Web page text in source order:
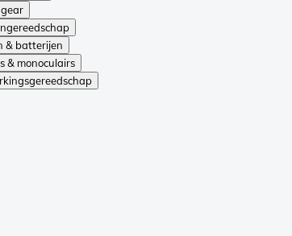
& batterijen
& monoculairs